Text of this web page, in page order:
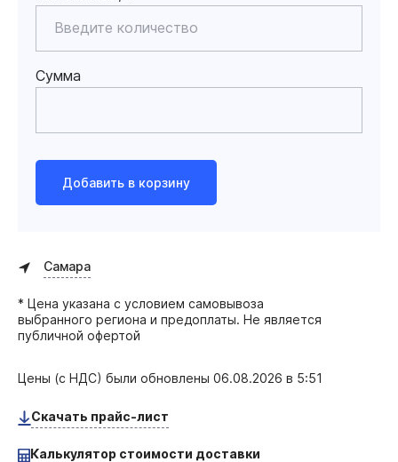
Сумма
Добавить в корзину
Самара
* Цена указана с условием самовывоза
выбранного региона и предоплаты. Не является
публичной офертой
Цены (с НДС) были обновлены 06.08.2026 в 5:51
Скачать прайс-лист
Калькулятор стоимости доставки